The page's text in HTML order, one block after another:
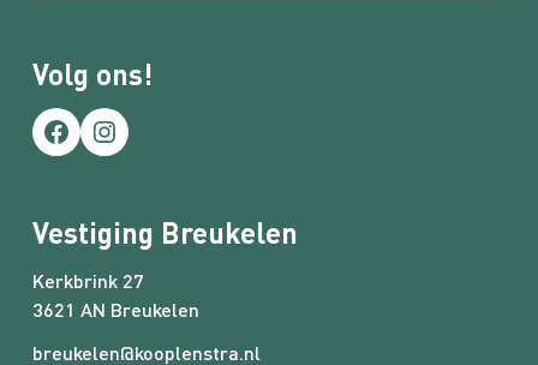
Volg ons!
Facebook
Instagram
Vestiging Breukelen
Kerkbrink 27
3621 AN Breukelen
breukelen@kooplenstra.nl